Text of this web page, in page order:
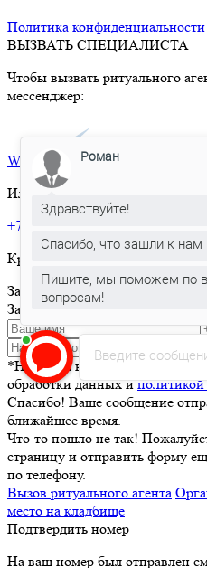
Политика конфиденциальности
ВЫЗВАТЬ СПЕЦИАЛИСТА
Чтобы вызвать ритуального
мессенджер:
max Telegram
What’sApp
Или позвоните по телефону:
+7 495 150-36-47
Круглосуточная горячая линия
Заказать товар
Заполните и отправьте форму
*Нажимая кнопку Отправить
обработки данных и
Спасибо! Ваше сообщение
ближайшее время.
Что-то пошло не так!
страницу и отправить форму
по телефону.
Вызов ритуального агента
место на кладбище
Подтвердить номер
На ваш номер был отправлен
Введите
Роман
Здравствуйте!
Спасибо, что зашли к нам
Пишите, мы поможем по
вопросам!